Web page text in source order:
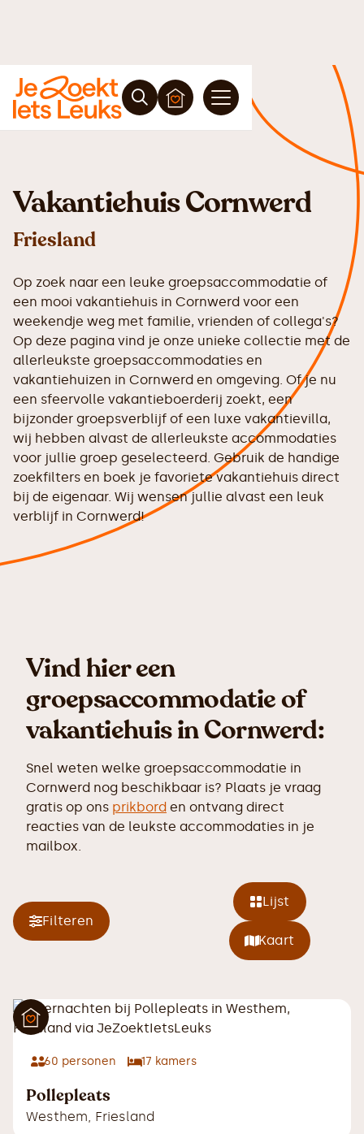
Vakantiehuis Cornwerd
Friesland
Op zoek naar een leuke groepsaccommodatie of
een mooi vakantiehuis in Cornwerd voor een
weekendje weg met familie, vrienden of collega's?
Op deze pagina vind je onze unieke collectie met de
allerleukste groepsaccommodaties en
vakantiehuizen in Cornwerd en omgeving. Of je nu
een sfeervolle vakantieboerderij zoekt, een
bijzonder groepsverblijf of een luxe vakantievilla,
wij hebben alvast de allerleukste accommodaties
voor jullie groep geselecteerd. Gebruik de handige
zoekfilters en boek je favoriete vakantiehuis direct
bij de eigenaar. Wij wensen jullie alvast een leuk
verblijf in Cornwerd!
Vind hier een
groepsaccommodatie of
vakantiehuis in Cornwerd:
Snel weten welke groepsaccommodatie in
Cornwerd nog beschikbaar is? Plaats je vraag
gratis op ons prikbord en ontvang direct
reacties van de leukste accommodaties in je
mailbox.
Filteren
Lijst
Kaart
60 personen 17 kamers
Pollepleats
Westhem, Friesland